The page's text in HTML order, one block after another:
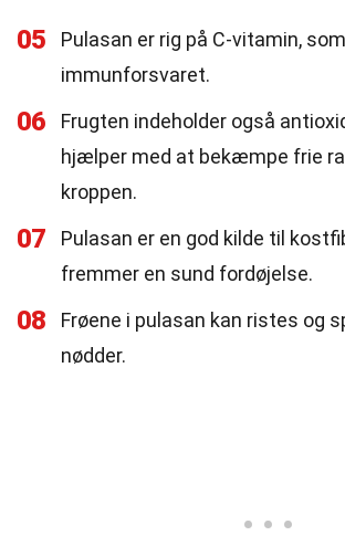
05
Pulasan er rig på C-vitamin,
immunforsvaret.
06
Frugten indeholder også
hjælper med at bekæmpe frie
kroppen.
07
Pulasan er en god kilde til
fremmer en sund fordøjelse.
08
Frøene i pulasan kan ristes og
nødder.